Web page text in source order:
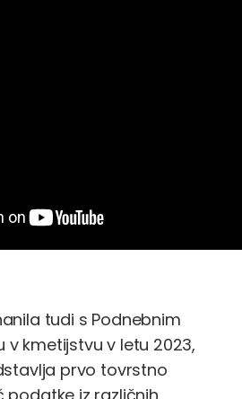
tudi s Podnebnim
kmetijstvu v letu 2023,
prvo tovrstno